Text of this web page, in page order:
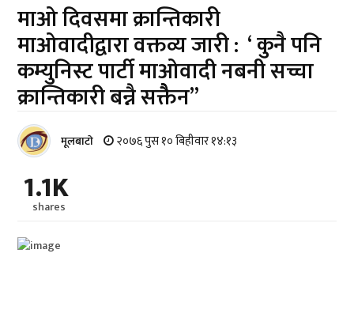
माओ दिवसमा क्रान्तिकारी
माओवादीद्वारा वक्तव्य जारी : ‘ कुनै पनि
कम्युनिस्ट पार्टी माओवादी नबनी सच्चा
क्रान्तिकारी बन्नै सक्तैैैन”
मूलबाटाे २०७६ पुस १० बिहीवार १४:१३
1.1K
shares